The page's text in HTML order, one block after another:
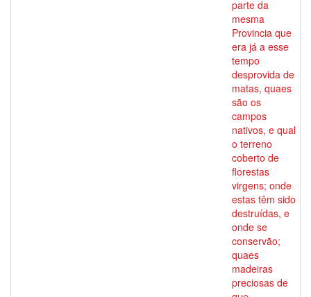
parte da
mesma
Provincia que
era já a esse
tempo
desprovida de
matas, quaes
são os
campos
nativos, e qual
o terreno
coberto de
florestas
virgens; onde
estas têm sido
destruídas, e
onde se
conservão;
quaes
madeiras
preciosas de